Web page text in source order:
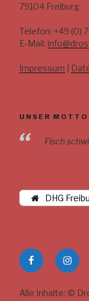
79104 Freiburg
Telefon: +49 (0)
E-Mail:
Impressum
UNSER MOTTO
Fisch
DHG
DRT
auf
DRT
auf
Alle Inhalte: ©